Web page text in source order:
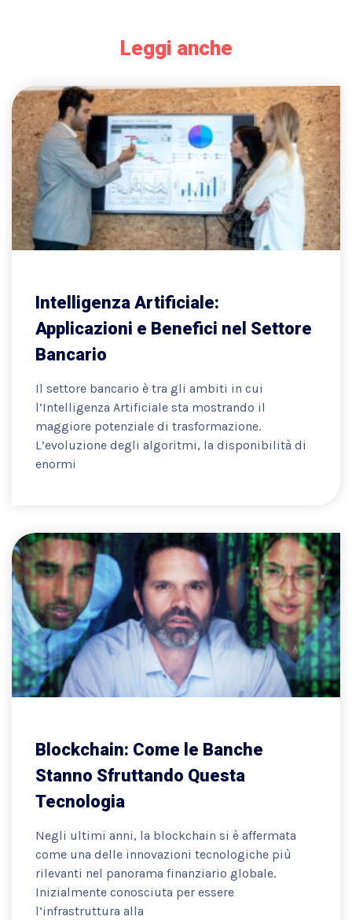
Leggi anche
Intelligenza Artificiale:
Applicazioni e Benefici nel Settore
Bancario
Il settore bancario è tra gli ambiti in cui
l’Intelligenza Artificiale sta mostrando il
maggiore potenziale di trasformazione.
L’evoluzione degli algoritmi, la disponibilità di
enormi
Blockchain: Come le Banche
Stanno Sfruttando Questa
Tecnologia
Negli ultimi anni, la blockchain si è affermata
come una delle innovazioni tecnologiche più
rilevanti nel panorama finanziario globale.
Inizialmente conosciuta per essere
l’infrastruttura alla